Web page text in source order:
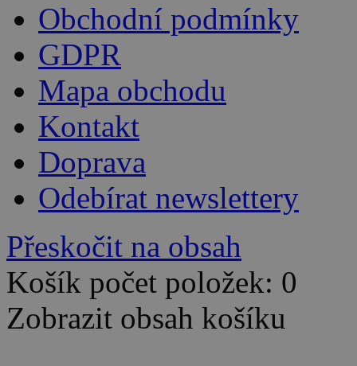
Obchodní podmínky
GDPR
Mapa obchodu
Kontakt
Doprava
Odebírat newslettery
Přeskočit na obsah
Košík počet položek: 0
Zobrazit obsah košíku